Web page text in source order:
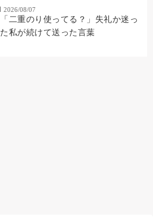
2026/08/07
「二重のり使ってる？」失礼か迷っ
た私が続けて送った言葉